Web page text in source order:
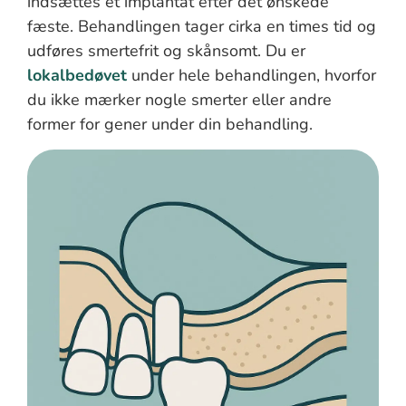
fæste. Behandlingen tager cirka en times tid og
udføres smertefrit og skånsomt. Du er
lokalbedøvet under hele behandlingen, hvorfor
du ikke mærker nogle smerter eller andre
former for gener under din behandling.